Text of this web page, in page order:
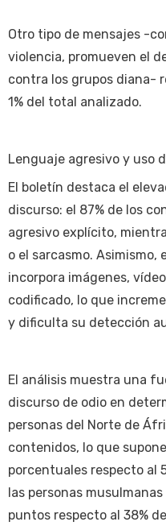
Otro tipo de mensajes -
violencia, promueven el
contra los grupos diana-
1% del total analizado.
Lenguaje agresivo y uso
El boletín destaca el
discurso: el 87% de los
agresivo explícito,
o el sarcasmo. Asimismo,
incorpora imágenes,
codificado, lo que
y dificulta su detección
El análisis muestra una
discurso de odio en
personas del Norte de
contenidos, lo que
porcentuales respecto al
las personas
puntos respecto al 38%